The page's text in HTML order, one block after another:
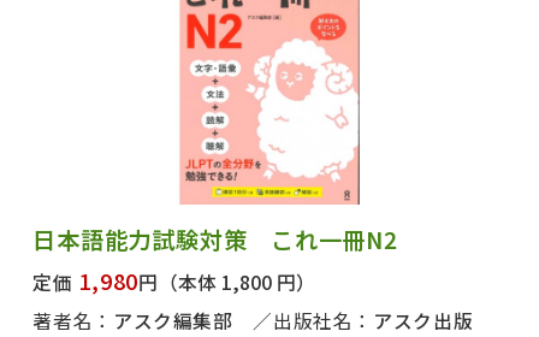
日本語能力試験対策 これ一冊N2
定価 1,980円 （本体 1,800 円）
著者名： アスク編集部 出版社名： アスク出版